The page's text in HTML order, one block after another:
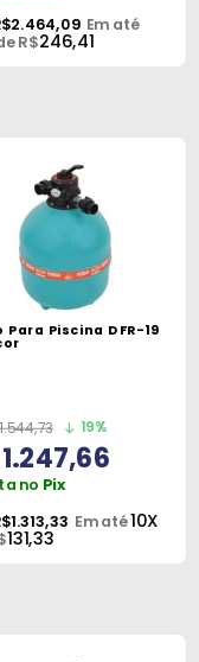
Em até
R$246,41
Para Piscina DFR-19
19%
no Pix
Em até10X
131,33